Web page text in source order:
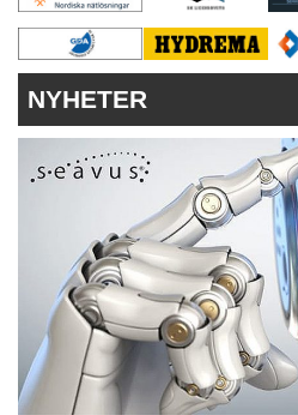
VÅRA ANDRA MAGASIN
PRENUMERERA
ANNONSERA
NYHETER